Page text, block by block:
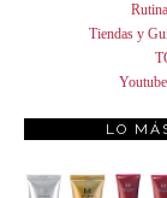
Tiendas y
LO